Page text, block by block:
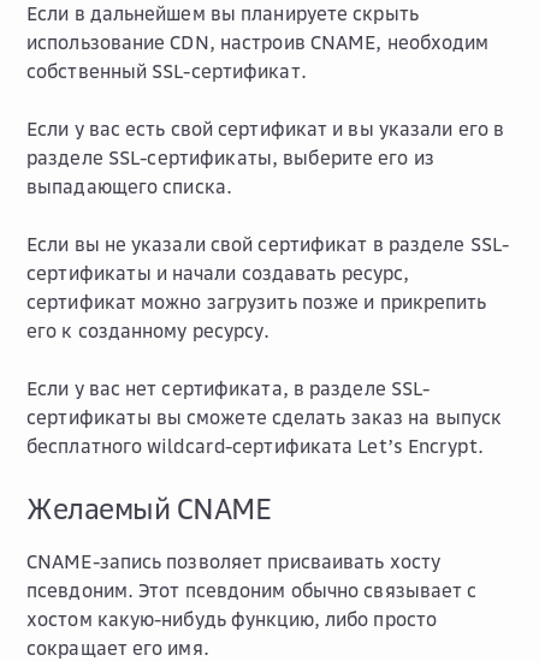
Если в дальнейшем вы планируете скрыть
использование CDN, настроив CNAME, необходим
собственный SSL-сертификат.
Если у вас есть свой сертификат и вы указали его в
разделе SSL-сертификаты, выберите его из
выпадающего списка.
Если вы не указали свой сертификат в разделе SSL-
сертификаты и начали создавать ресурс,
сертификат можно загрузить позже и прикрепить
его к созданному ресурсу.
Если у вас нет сертификата, в разделе SSL-
сертификаты вы сможете сделать заказ на выпуск
бесплатного wildcard-сертификата Let’s Encrypt.
Желаемый CNAME
CNAME-запись позволяет присваивать хосту
псевдоним. Этот псевдоним обычно связывает с
хостом какую-нибудь функцию, либо просто
сокращает его имя.